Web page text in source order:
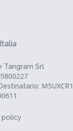
Tangram Srl
M5UXCR1
policy